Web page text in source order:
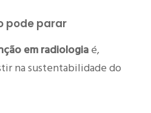
pode parar
em radiologiaé,
na sustentabilidade do